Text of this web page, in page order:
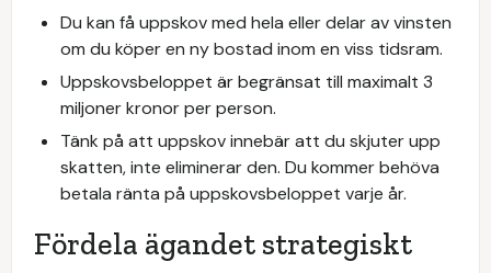
Du kan få uppskov med hela eller delar av vinsten
om du köper en ny bostad inom en viss tidsram.
Uppskovsbeloppet är begränsat till maximalt 3
miljoner kronor per person.
Tänk på att uppskov innebär att du skjuter upp
skatten, inte eliminerar den. Du kommer behöva
betala ränta på uppskovsbeloppet varje år.
Fördela ägandet strategiskt